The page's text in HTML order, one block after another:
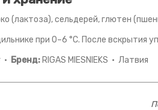
(лактоза), сельдерей, глютен
при 0–6 °C. После вскрытия
· Бренд: RIGAS MIESNIEKS · Латвия